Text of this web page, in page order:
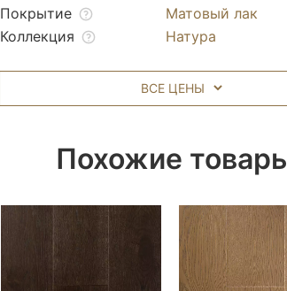
Покрытие
Матовый лак
Коллекция
Натура
ВСЕ ЦЕНЫ
Похожие